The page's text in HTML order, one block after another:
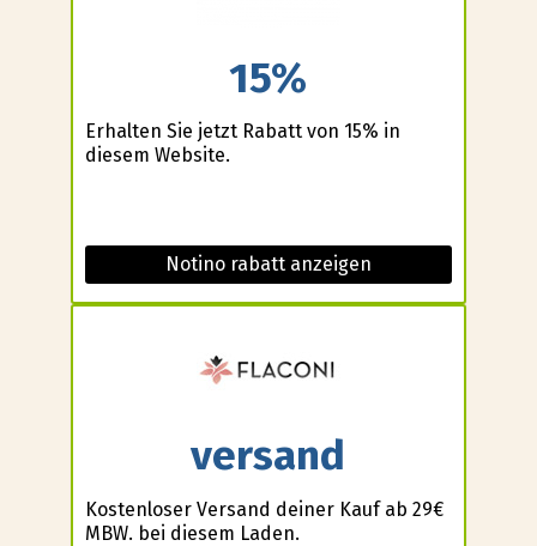
15%
Erhalten Sie jetzt Rabatt von 15% in
diesem Website.
Notino rabatt anzeigen
versand
Kostenloser Versand deiner Kauf ab 29€
MBW. bei diesem Laden.